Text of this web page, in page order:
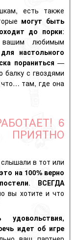
есть также
могут быть
до порки:
любимым
настольного
пораниться —
балку с гвоздями
что… там, где она
6
в тот или
это на 100% верно
. ВСЕГДА
вы хотите и что
идет об игре